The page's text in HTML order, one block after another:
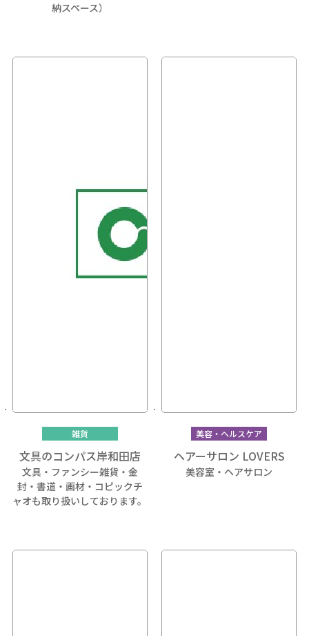
納スペース）
雑貨
文具のコンパス岸和田店
文具・ファンシー雑貨・金
封・書道・画材・コピックチ
ャオも取り扱いしております。
美容・ヘルスケア
ヘアーサロン LOVERS
美容室・ヘアサロン